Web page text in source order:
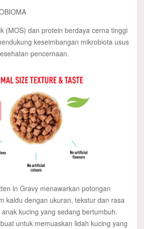
(MOS) dan protein berdaya cerna tinggi
keseimbangan mikrobiota usus
pencernaan.
in Gravy menawarkan potongan
kaldu dengan ukuran, tekstur dan rasa
kucing yang sedang bertumbuh.
untuk memuaskan lidah kucing yang